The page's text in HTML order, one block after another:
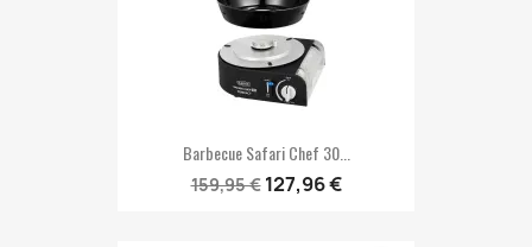
Barbecue Safari Chef 30...
159,95 € 127,96 €